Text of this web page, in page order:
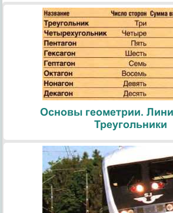
Основы геометрии.
Треугольники